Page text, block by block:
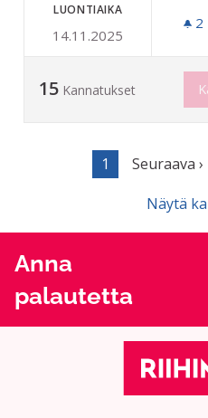
LUONTIAIKA
14.11.2025
2
15 Kannatukset
1 Seuraava ›
Näytä
Anna
palautetta